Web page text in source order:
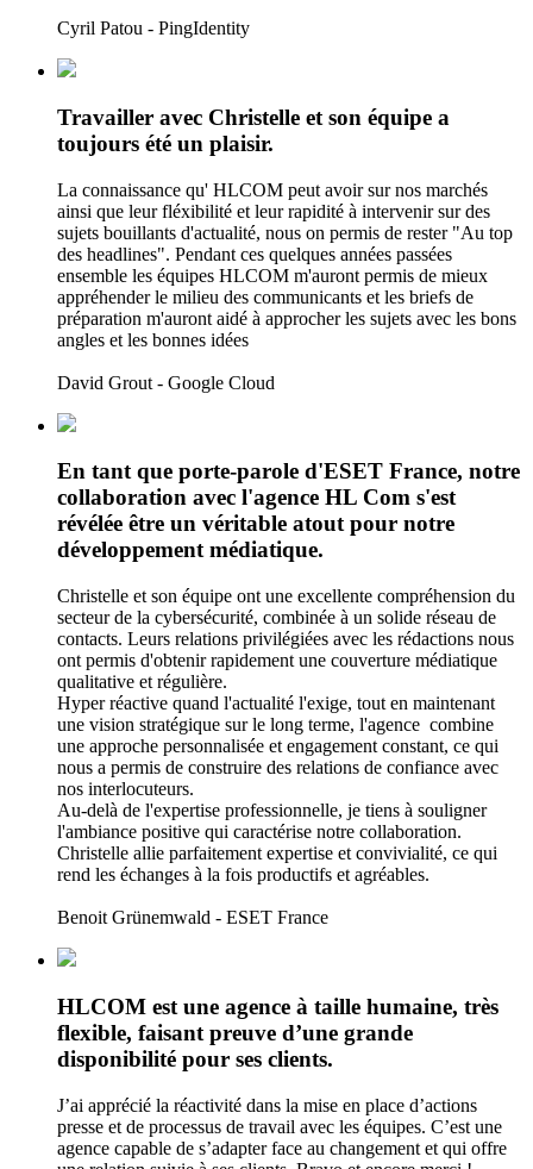
Cyril Patou - PingIdentity
Travailler avec Christelle et son équipe a
toujours été un plaisir.
La connaissance qu' HLCOM peut avoir sur nos marchés
ainsi que leur fléxibilité et leur rapidité à intervenir sur des
sujets bouillants d'actualité, nous on permis de rester "Au top
des headlines". Pendant ces quelques années passées
ensemble les équipes HLCOM m'auront permis de mieux
appréhender le milieu des communicants et les briefs de
préparation m'auront aidé à approcher les sujets avec les bons
angles et les bonnes idées
David Grout - Google Cloud
En tant que porte-parole d'ESET France, notre
collaboration avec l'agence HL Com s'est
révélée être un véritable atout pour notre
développement médiatique.
Christelle et son équipe ont une excellente compréhension du
secteur de la cybersécurité, combinée à un solide réseau de
contacts. Leurs relations privilégiées avec les rédactions nous
ont permis d'obtenir rapidement une couverture médiatique
qualitative et régulière.
Hyper réactive quand l'actualité l'exige, tout en maintenant
une vision stratégique sur le long terme, l'agence combine
une approche personnalisée et engagement constant, ce qui
nous a permis de construire des relations de confiance avec
nos interlocuteurs.
Au-delà de l'expertise professionnelle, je tiens à souligner
l'ambiance positive qui caractérise notre collaboration.
Christelle allie parfaitement expertise et convivialité, ce qui
rend les échanges à la fois productifs et agréables.
Benoit Grünemwald - ESET France
HLCOM est une agence à taille humaine, très
flexible, faisant preuve d’une grande
disponibilité pour ses clients.
J’ai apprécié la réactivité dans la mise en place d’actions
presse et de processus de travail avec les équipes. C’est une
agence capable de s’adapter face au changement et qui offre